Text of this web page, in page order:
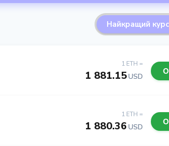
Найкращий курс
1 ETH =
1 881.15USD
1 ETH =
1 880.36 USD